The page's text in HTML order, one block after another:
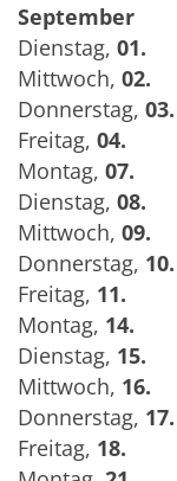
September
Dienstag, 01.
Mittwoch, 02.
Donnerstag, 03.
Freitag, 04.
Montag, 07.
Dienstag, 08.
Mittwoch, 09.
Donnerstag, 10.
Freitag, 11.
Montag, 14.
Dienstag, 15.
Mittwoch, 16.
Donnerstag, 17.
Freitag, 18.